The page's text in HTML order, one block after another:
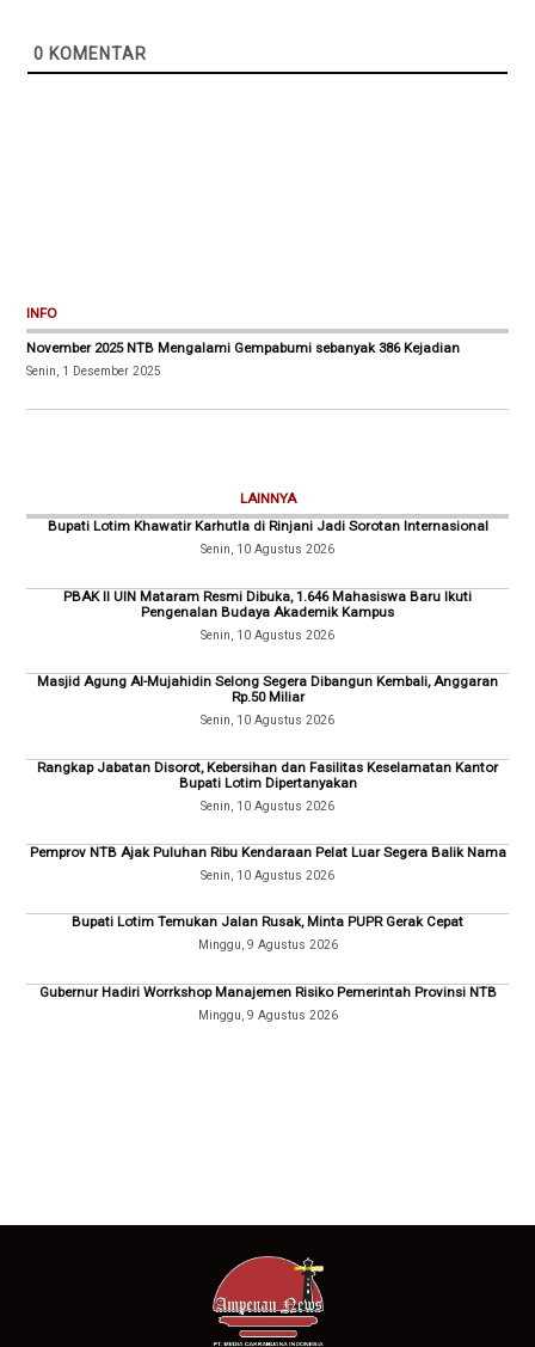
0 KOMENTAR
INFO
November 2025 NTB Mengalami Gempabumi sebanyak 386 Kejadian
Senin, 1 Desember 2025
LAINNYA
Bupati Lotim Khawatir Karhutla di Rinjani Jadi Sorotan Internasional
Senin, 10 Agustus 2026
PBAK II UIN Mataram Resmi Dibuka, 1.646 Mahasiswa Baru Ikuti
Pengenalan Budaya Akademik Kampus
Senin, 10 Agustus 2026
Masjid Agung Al-Mujahidin Selong Segera Dibangun Kembali, Anggaran
Rp.50 Miliar
Senin, 10 Agustus 2026
Rangkap Jabatan Disorot, Kebersihan dan Fasilitas Keselamatan Kantor
Bupati Lotim Dipertanyakan
Senin, 10 Agustus 2026
Pemprov NTB Ajak Puluhan Ribu Kendaraan Pelat Luar Segera Balik Nama
Senin, 10 Agustus 2026
Bupati Lotim Temukan Jalan Rusak, Minta PUPR Gerak Cepat
Minggu, 9 Agustus 2026
Gubernur Hadiri Worrkshop Manajemen Risiko Pemerintah Provinsi NTB
Minggu, 9 Agustus 2026